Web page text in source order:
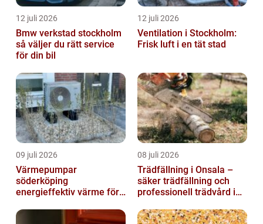
12 juli 2026
Bmw verkstad stockholm
så väljer du rätt service
för din bil
12 juli 2026
Ventilation i Stockholm:
Frisk luft i en tät stad
09 juli 2026
Värmepumpar
söderköping
energieffektiv värme för
08 juli 2026
Trädfällning i Onsala –
säker trädfällning och
professionell trädvård i